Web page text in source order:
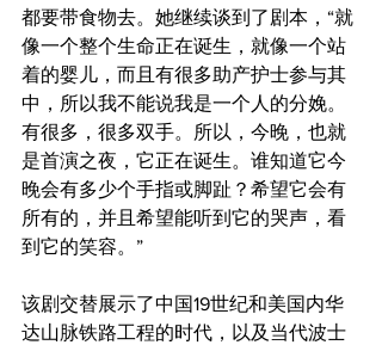
都要带食物去。她继续谈到了剧本，“就
像一个整个生命正在诞生，就像一个站
着的婴儿，而且有很多助产护士参与其
中，所以我不能说我是一个人的分娩。
有很多，很多双手。所以，今晚，也就
是首演之夜，它正在诞生。谁知道它今
晚会有多少个手指或脚趾？希望它会有
所有的，并且希望能听到它的哭声，看
到它的笑容。”
该剧交替展示了中国19世纪和美国内华
达山脉铁路工程的时代，以及当代波士